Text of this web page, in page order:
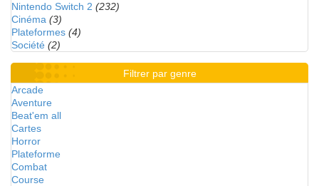
Nintendo Switch 2 (232)
Cinéma (3)
Plateformes (4)
Société (2)
Filtrer par genre
Arcade
Aventure
Beat'em all
Cartes
Horror
Plateforme
Combat
Course